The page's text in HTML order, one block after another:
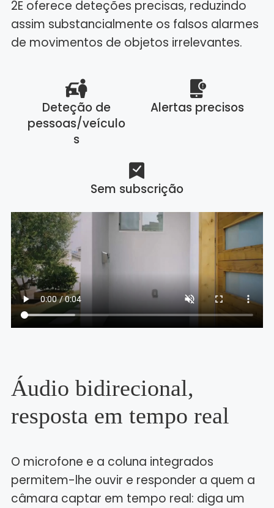
2E oferece deteções precisas, reduzindo
assim substancialmente os falsos alarmes
de movimentos de objetos irrelevantes.
Deteção de
pessoas/veículo
s
Alertas precisos
Sem subscrição
Áudio bidirecional,
resposta em tempo real
O microfone e a coluna integrados
permitem-lhe ouvir e responder a quem a
câmara captar em tempo real: diga um